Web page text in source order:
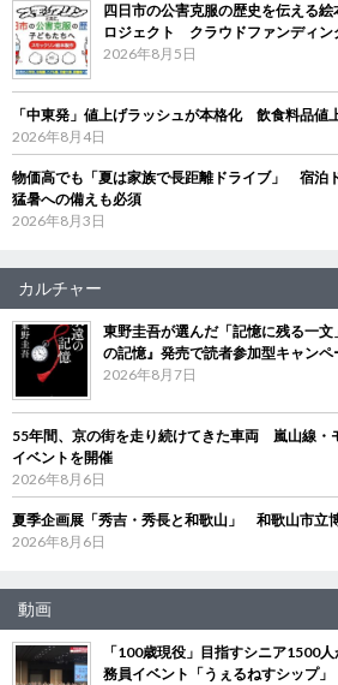
四日市の公害克服の歴史を伝える
ロジェクト クラウドファンディン
2026年8月5日
「中東発」値上げラッシュが本格化 飲食料品値
2026年8月4日
物価高でも「夏は家族で長距離ドライブ」 宿泊
猛暑への備えも必須
2026年8月3日
カルチャー
東野圭吾が選んだ「記憶に残る一
の記憶』発売で読者参加型キャンペ
2026年8月7日
55年間、京の街を走り続けてきた車両 嵐山線・
イベントを開催
2026年8月6日
夏季企画展「秀吉・秀長と和歌山」 和歌山市立
2026年8月6日
動画
「100歳現役」目指すシニア1500
務員イベント「うぇるねすシップ」